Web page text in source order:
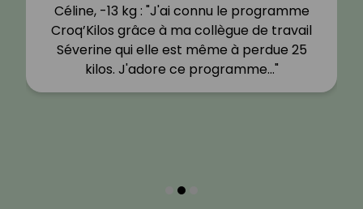
Céline, -13 kg : "J'ai connu le programme
Croq’Kilos grâce à ma collègue de travail
Séverine qui elle est même à perdue 25
kilos. J'adore ce programme…"